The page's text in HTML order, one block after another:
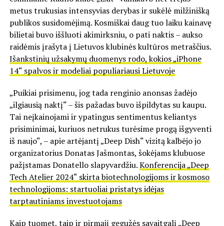
metus trukusias intensyvias derybas ir sukėlė milžinišką
publikos susidomėjimą. Kosmiškai daug tuo laiku kainavę
bilietai buvo iššluoti akimirksniu, o pati naktis – aukso
raidėmis įrašyta į Lietuvos klubinės kultūros metraščius.
Išankstinių užsakymų duomenys rodo, kokios „iPhone
14“ spalvos ir modeliai populiariausi Lietuvoje
„Puikiai prisimenu, jog tada renginio anonsas žadėjo
„ilgiausią naktį“ – šis pažadas buvo išpildytas su kaupu.
Tai neįkainojami ir ypatingus sentimentus keliantys
prisiminimai, kuriuos netrukus turėsime progą išgyventi
iš naujo“, – apie artėjantį „Deep Dish“ vizitą kalbėjo jo
organizatorius Donatas Jašmontas, šokėjams klubuose
pažįstamas Donatello slapyvardžiu.Konferencija „Deep
Tech Atelier 2024“ skirta biotechnologijoms ir kosmoso
technologijoms: startuoliai pristatys idėjas
tarptautiniams investuotojams
Kaip tuomet, taip ir pirmąjį gegužės savaitgalį „Deep